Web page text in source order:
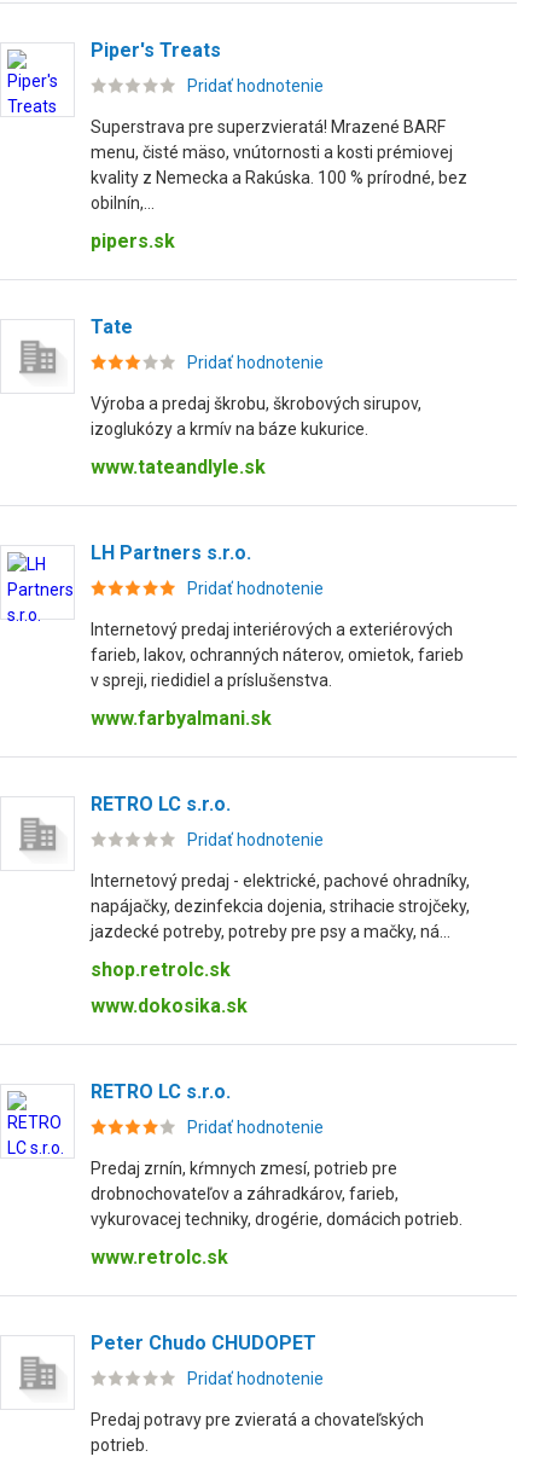
Piper's Treats
Pridať hodnotenie
Superstrava pre superzvieratá! Mrazené BARF
menu, čisté mäso, vnútornosti a kosti prémiovej
kvality z Nemecka a Rakúska. 100 % prírodné, bez
obilnín,...
pipers.sk
Tate
Pridať hodnotenie
Výroba a predaj škrobu, škrobových sirupov,
izoglukózy a krmív na báze kukurice.
www.tateandlyle.sk
LH Partners s.r.o.
Pridať hodnotenie
Internetový predaj interiérových a exteriérových
farieb, lakov, ochranných náterov, omietok, farieb
v spreji, riedidiel a príslušenstva.
www.farbyalmani.sk
RETRO LC s.r.o.
Pridať hodnotenie
Internetový predaj - elektrické, pachové ohradníky,
napájačky, dezinfekcia dojenia, strihacie strojčeky,
jazdecké potreby, potreby pre psy a mačky, ná...
shop.retrolc.sk
www.dokosika.sk
RETRO LC s.r.o.
Pridať hodnotenie
Predaj zrnín, kŕmnych zmesí, potrieb pre
drobnochovateľov a záhradkárov, farieb,
vykurovacej techniky, drogérie, domácich potrieb.
www.retrolc.sk
Peter Chudo CHUDOPET
Pridať hodnotenie
Predaj potravy pre zvieratá a chovateľských
potrieb.